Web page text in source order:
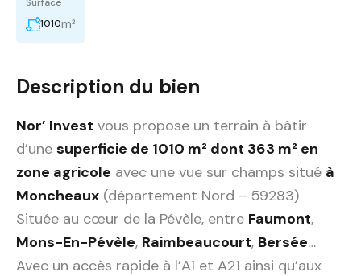
1010m²
Description du bien
Nor’ Invest vous propose un terrain à bâtir
d’une superficie de 1010 m² dont 363 m² en
zone agricole avec une vue sur champs situé à
Moncheaux (département Nord – 59283)
Située au cœur de la Pévèle, entre Faumont,
Mons-En-Pévèle, Raimbeaucourt, Bersée…
Avec un accès rapide à l’A1 et A21 ainsi qu’aux